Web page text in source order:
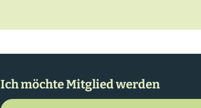
Ich möchte Mitglied werden